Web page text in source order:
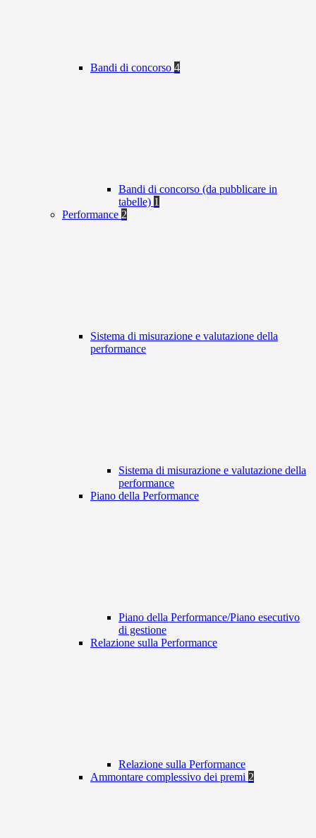
Bandi di concorso 4
Bandi di concorso (da pubblicare in
tabelle) 1
Performance 2
Sistema di misurazione e valutazione della
performance
Sistema di misurazione e valutazione della
performance
Piano della Performance
Piano della Performance/Piano esecutivo
di gestione
Relazione sulla Performance
Relazione sulla Performance
Ammontare complessivo dei premi 2